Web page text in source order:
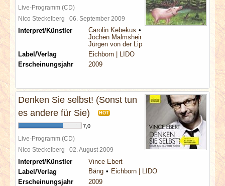
Live-Programm (CD)
Nico Steckelberg 06. September 2009
Interpret/Künstler
Carolin Kebekus
Jochen Malmsheimer
Jürgen von der Lippe
Label/Verlag
Eichborn | LIDO
Erscheinungsjahr
2009
Denken Sie selbst! (Sonst tun
es andere für Sie)
HOT
7,0
Live-Programm (CD)
Nico Steckelberg 02. August 2009
Interpret/Künstler
Vince Ebert
Label/Verlag
Bäng
Eichborn | LIDO
Erscheinungsjahr
2009